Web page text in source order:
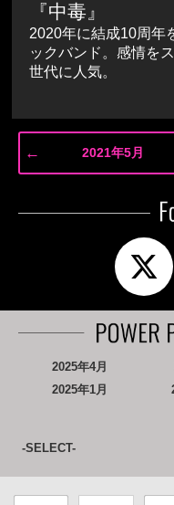
『中毒』
2020年に結成10周年
ックバンド。感情を
世代に人気。
← 2021年5月
2025年4月
2025年1月